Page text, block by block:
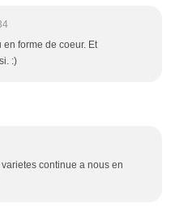
forme de coeur. Et
:)
continue a nous en